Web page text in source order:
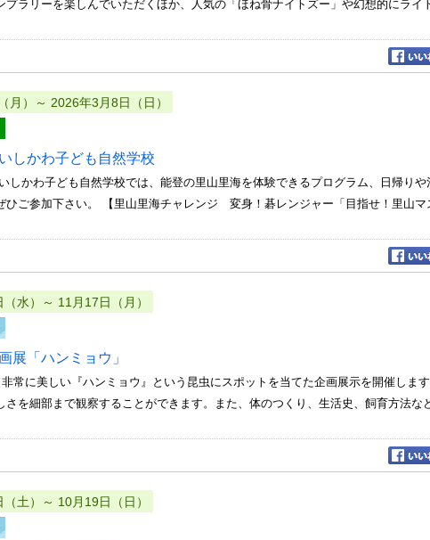
プラリーを楽しんでいただくほか、人気の「ほね骨ナイトズー」や幻想的にライ
月）～ 2026年3月8日（日）
しかわ子ども自然学校
かわ子ども自然学校では、能登の里山里海を体験できるプログラム、日帰りや
ひご参加下さい。 【里山里海チャレンジ 変身！碁レンジャー「目指せ！里山マ
水）～ 11月17日（月）
展「ハンミョウ」
美しい『ハンミョウ』という昆虫にスポットを当てた企画展示を開催します
さを細部まで観察することができます。また、体のつくり、生活史、飼育方法
土）～ 10月19日（日）